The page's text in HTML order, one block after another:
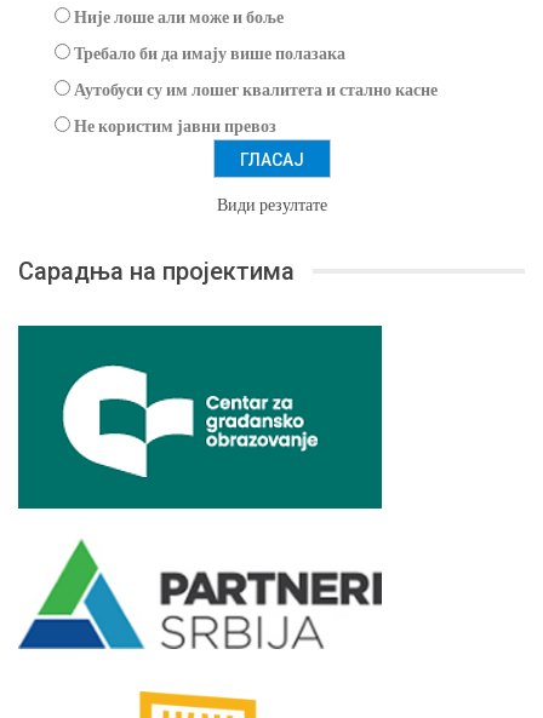
Није лоше али може и боље
Требало би да имају више полазака
Аутобуси су им лошег квалитета и стално касне
Не користим јавни превоз
Види резултате
Сарадња на пројектима